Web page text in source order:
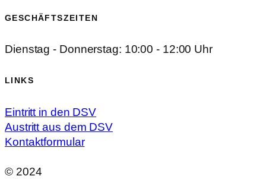
GESCHÄFTSZEITEN
Dienstag - Donnerstag: 10:00 - 12:00 Uhr
LINKS
Eintritt in den DSV
Austritt aus dem DSV
Kontaktformular
© 2024